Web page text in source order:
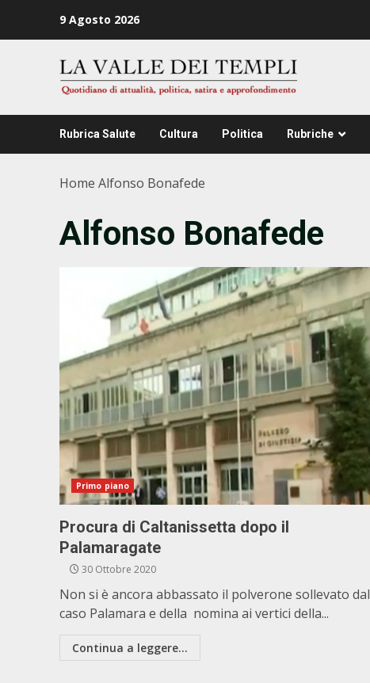
9 Agosto 2026
Rubrica Salute Cultura Politica Rubriche
Home Alfonso Bonafede
Alfonso Bonafede
Primo piano
Procura di Caltanissetta dopo il
Palamaragate
30 Ottobre 2020
Non si è ancora abbassato il polverone sollevato dal
caso Palamara e della nomina ai vertici della...
Continua a leggere...